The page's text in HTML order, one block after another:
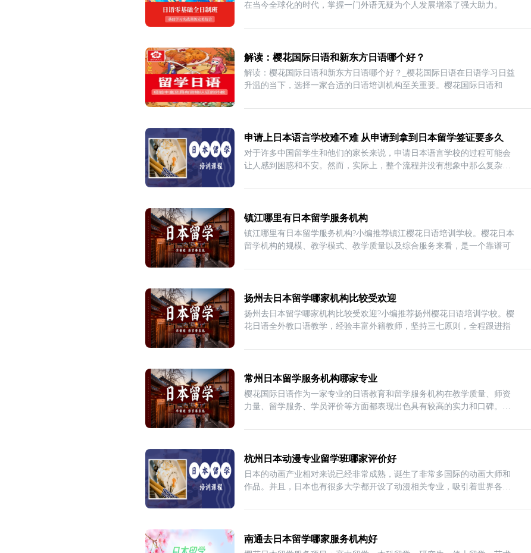
在当今全球化的时代，掌握一门外语无疑为个人发展增添了强大助力。
解读：樱花国际日语和新东方日语哪个好？
解读：樱花国际日语和新东方日语哪个好？_樱花国际日语在日语学习日益
升温的当下，选择一家合适的日语培训机构至关重要。樱花国际日语和
申请上日本语言学校难不难 从申请到拿到日本留学签证要多久
对于许多中国留学生和他们的家长来说，申请日本语言学校的过程可能会
让人感到困惑和不安。然而，实际上，整个流程并没有想象中那么复杂。
镇江哪里有日本留学服务机构
镇江哪里有日本留学服务机构?小编推荐镇江樱花日语培训学校。樱花日本
留学机构的规模、教学模式、教学质量以及综合服务来看，是一个靠谱可
扬州去日本留学哪家机构比较受欢迎
扬州去日本留学哪家机构比较受欢迎?小编推荐扬州樱花日语培训学校。樱
花日语全外教口语教学，经验丰富外籍教师，坚持三七原则，全程跟进指
常州日本留学服务机构哪家专业
樱花国际日语作为一家专业的日语教育和留学服务机构在教学质量、师资
力量、留学服务、学员评价等方面都表现出色具有较高的实力和口碑。对
杭州日本动漫专业留学班哪家评价好
日本的动画产业相对来说已经非常成熟，诞生了非常多国际的动画大师和
作品。并且，日本也有很多大学都开设了动漫相关专业，吸引着世界各地
南通去日本留学哪家服务机构好